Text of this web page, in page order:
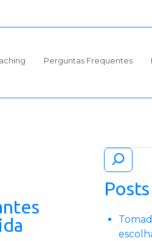
Perguntas Frequentes